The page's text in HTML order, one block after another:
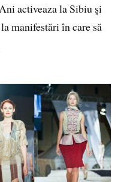
activeaza la Sibiu şi
manifestări în care să